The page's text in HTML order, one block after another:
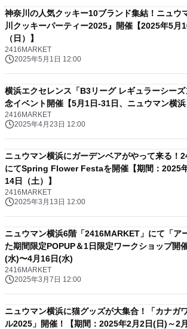
神奈川の人気クッキー10ブランド集結！ニュウ
川クッキーパーティー2025』開催【2025年5月
（日）】
2416MARKET
2025年5月1日 12:00
横浜エクセレンス「B3リーグ レギュラーシー
念イベント開催【5月1日-31日、ニュウマン横浜
2416MARKET
2025年4月23日 12:00
ニュウマン横浜にガーデンベアがやって来る！
にてSpring Flower Festaを開催【期間：2025
14日（土）】
2416MARKET
2025年3月13日 12:00
ニュウマン横浜6階「2416MARKET」にて「ア
た期間限定POPUP＆1日限定ワークショップ開
(水)〜4月16日(水)
2416MARKET
2025年3月7日 12:00
ニュウマン横浜に猫グッズが大集合！「カナガ
ル2025」開催！【期間：2025年2月2日(日)～2